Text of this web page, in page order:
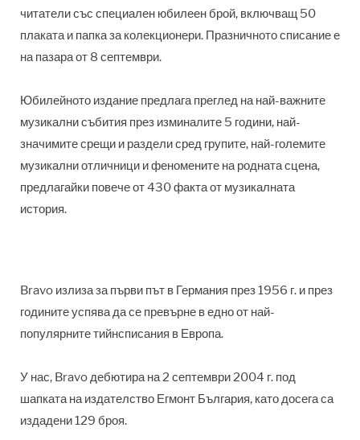
читатели със специален юбилеен брой, включващ 50
плаката и папка за колекционери. Празничното списание е
на пазара от 8 септември.
Юбилейното издание предлага преглед на най-важните
музикални събития през изминалите 5 години, най-
значимите срещи и раздели сред групите, най-големите
музикални отличници и феномените на родната сцена,
предлагайки повече от 430 факта от музикалната
история.
Bravo излиза за първи път в Германия през 1956 г. и през
годините успява да се превърне в едно от най-
популярните тийнсписания в Европа.
У нас, Bravo дебютира на 2 септември 2004 г. под
шапката на издателство Егмонт България, като досега са
издадени 129 броя.